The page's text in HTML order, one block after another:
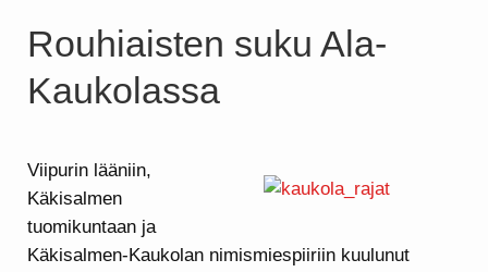
Rouhiaisten suku Ala-
Kaukolassa
Viipurin lääniin,
Käkisalmen
tuomikuntaan ja
Käkisalmen-Kaukolan nimismiespiiriin kuulunut